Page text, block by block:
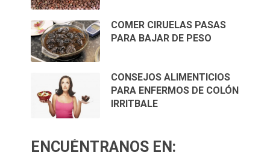
COMER CIRUELAS PASAS
PARA BAJAR DE PESO
CONSEJOS ALIMENTICIOS
PARA ENFERMOS DE COLÓN
IRRITBALE
ENCUÉNTRANOS EN: